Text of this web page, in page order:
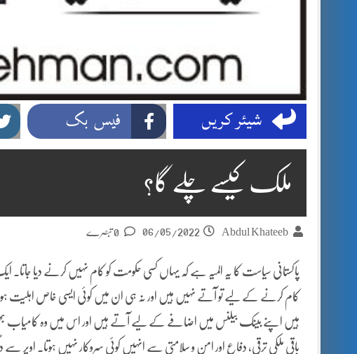
شیئر کریں فیس بک
ملک کیسے چلے گا؟
Abdul Khateeb
06/05/2022
پاکستانی سیاست کا یہ المیہ ہے کہ یہاں کسی حکومت کو کام نہیں کرنے دیا جاتا۔ ایک
کام کرنے کے لیے تو آتے نہیں ہیں اور نہ ہی ان میں کوئی ایسی خاص
ہیں اپنے بینک بیلنس میں اضافے کے لیے آتے ہیں اور اس میں وہ کامیاب
باقی ملکی ترقی، دفاع اور امن و سلامتی سے انہیں کوئی سروکار نہیں ہوتا۔ اوپر